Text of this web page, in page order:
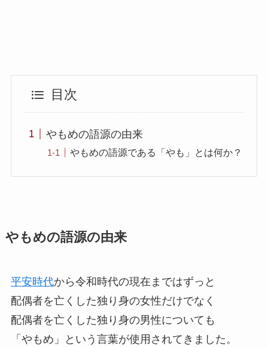
目次
やもめの語源の由来
やもめの語源である「やも」とは何か？
やもめの語源の由来
平安時代から令和時代の現在まではずっと
配偶者を亡くした独り身の女性だけでなく
配偶者を亡くした独り身の男性についても
「やもめ」という言葉が使用されてきました。